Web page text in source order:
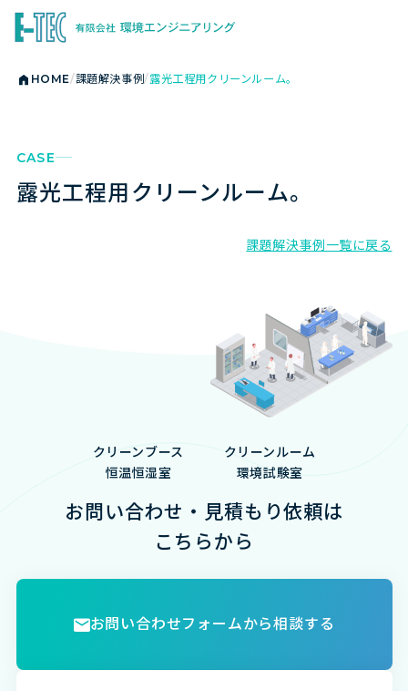
HOME 課題解決事例 露光工程用クリーンルーム。
CASE
露光工程用クリーンルーム。
課題解決事例一覧に戻る
クリーンブース
クリーンルーム
恒温恒湿室
環境試験室
お問い合わせ・見積もり依頼は
こちらから
お問い合わせフォームから相談する